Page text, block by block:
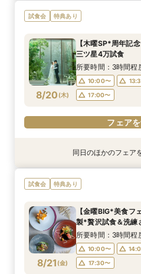
8/19(水 )
【お好きなドレス1
邸宅*上質体験
10:00〜
17:00〜
フェアを
8/19(水 )
【30名様まで限定
数婚向け相談会
10:00〜
17:00〜
フェアを
試食会 特典あり
8/20 (木)
【木曜SP*周年記
三ツ星4万試食
所要時間：3時間程
10:00〜
17:00〜
フェア
特典あり
8/20(木)
【30名様まで限定
数婚向け相談会
10:00〜
17:00〜
フェアを
特典あり
8/20(木)
【料理特典付き】”
モダン邸宅
10:00〜
17:00〜
フェアを
同日のほかのフェア
試食会 特典あり
8/21 (金)
【金曜BIG*美食フ
製*贅沢試食＆洗練
所要時間：3時間程
10:00〜
17:30〜